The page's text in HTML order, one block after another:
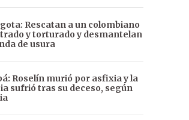
Rescatan a un colombiano
y torturado y desmantelan
de usura
Roselín murió por asfixia y la
sufrió tras su deceso, según